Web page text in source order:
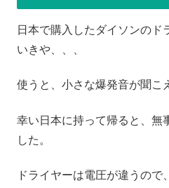
日本で購入したダイソンのド
いきや、、、
使うと、小さな爆発音が聞こ
幸い日本に持って帰ると、無
した。
ドライヤーは電圧が違うの